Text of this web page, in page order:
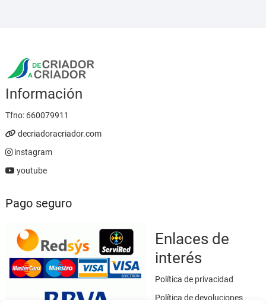
Información
Tfno: 660079911
decriadoracriador.com
instagram
youtube
Pago seguro
Enlaces de
interés
Política de privacidad
Política de devoluciones